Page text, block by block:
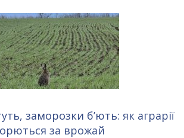
заморозки б’ють: як аграрії
за врожай